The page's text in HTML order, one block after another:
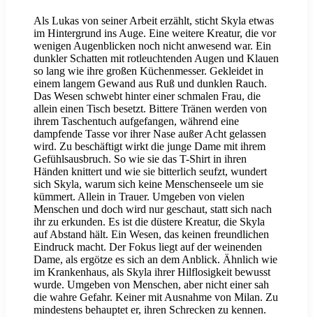
Als Lukas von seiner Arbeit erzählt, sticht Skyla etwas
im Hintergrund ins Auge. Eine weitere Kreatur, die vor
wenigen Augenblicken noch nicht anwesend war. Ein
dunkler Schatten mit rotleuchtenden Augen und Klauen
so lang wie ihre großen Küchenmesser. Gekleidet in
einem langem Gewand aus Ruß und dunklen Rauch.
Das Wesen schwebt hinter einer schmalen Frau, die
allein einen Tisch besetzt. Bittere Tränen werden von
ihrem Taschentuch aufgefangen, während eine
dampfende Tasse vor ihrer Nase außer Acht gelassen
wird. Zu beschäftigt wirkt die junge Dame mit ihrem
Gefühlsausbruch. So wie sie das T-Shirt in ihren
Händen knittert und wie sie bitterlich seufzt, wundert
sich Skyla, warum sich keine Menschenseele um sie
kümmert. Allein in Trauer. Umgeben von vielen
Menschen und doch wird nur geschaut, statt sich nach
ihr zu erkunden. Es ist die düstere Kreatur, die Skyla
auf Abstand hält. Ein Wesen, das keinen freundlichen
Eindruck macht. Der Fokus liegt auf der weinenden
Dame, als ergötze es sich an dem Anblick. Ähnlich wie
im Krankenhaus, als Skyla ihrer Hilflosigkeit bewusst
wurde. Umgeben von Menschen, aber nicht einer sah
die wahre Gefahr. Keiner mit Ausnahme von Milan. Zu
mindestens behauptet er, ihren Schrecken zu kennen.